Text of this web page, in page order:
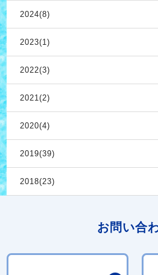
2024(8)
2023(1)
2022(3)
2021(2)
2020(4)
2019(39)
2018(23)
お問い合